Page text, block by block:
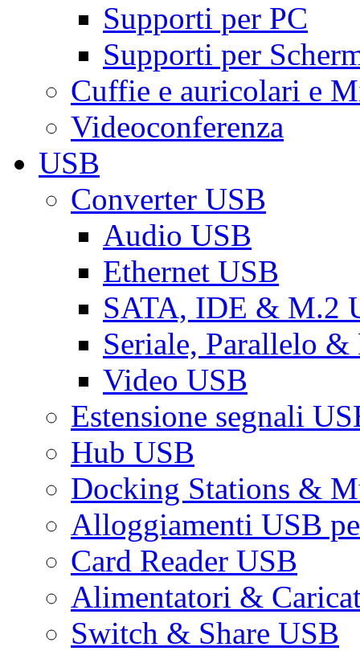
Supporti per PC
Supporti per
Cuffie e auricolari e
Videoconferenza
USB
Converter USB
Audio USB
Ethernet USB
SATA, IDE & M.2
Seriale, Parallelo &
Video USB
Estensione segnali
Hub USB
Docking Stations &
Alloggiamenti USB
Card Reader USB
Alimentatori &
Switch & Share USB